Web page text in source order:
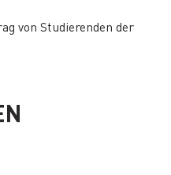
von Studierenden der